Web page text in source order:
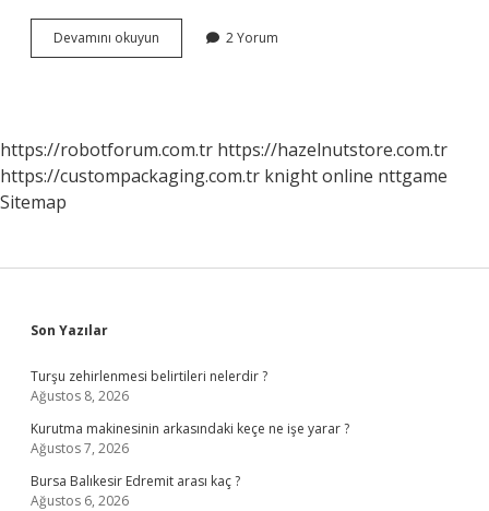
Devamını okuyun
Sirkesinin
2 Yorum
https://robotforum.com.tr https://hazelnutstore.com.tr
https://custompackaging.com.tr knight online nttgame
Sitemap
Sidebar
Son Yazılar
Turşu zehirlenmesi belirtileri nelerdir ?
Ağustos 8, 2026
Kurutma makinesinin arkasındaki keçe ne işe yarar ?
Ağustos 7, 2026
Bursa Balıkesir Edremit arası kaç ?
Ağustos 6, 2026